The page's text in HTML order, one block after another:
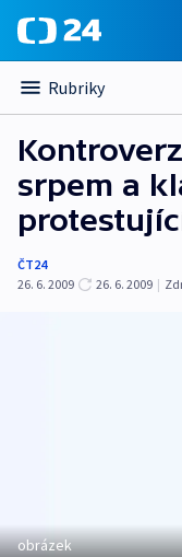
Rubriky
srpem a
ČT24
26. 6. 2009
26. 6. 2009 |
obrázek